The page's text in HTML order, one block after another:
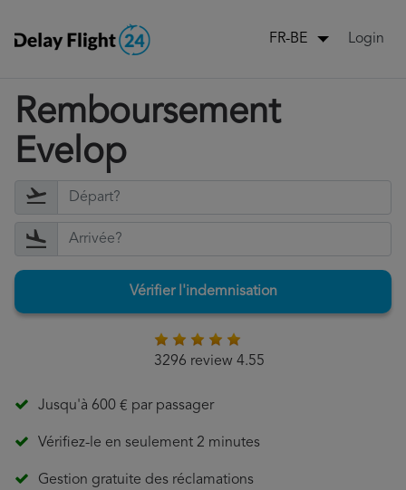
FR-BE Login
Remboursement
Evelop
Vérifier l'indemnisation
3296 review 4.55
Jusqu'à 600 € par passager
Vérifiez-le en seulement 2 minutes
Gestion gratuite des réclamations